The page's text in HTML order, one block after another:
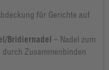
für Gerichte auf
Bridiernadel – Nadel zum
Zusammenbinden